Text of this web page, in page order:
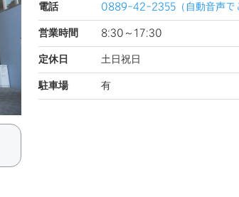
電話 0889-42-2355（自動音声で
営業時間 8:30～17:30
定休日 土日祝日
駐車場 有